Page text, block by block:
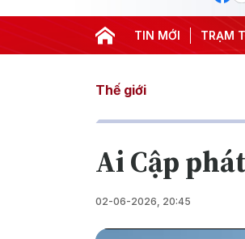
TIN MỚI TRẠM
#Đưa Nghị quyết thành
Thế giới
Ai Cập
02-06-2026, 20:45